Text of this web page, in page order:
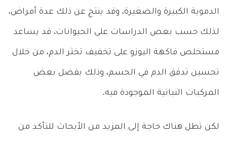
الدموية الكبيرة والصغيرة، وقد ينتج عن ذلك عدة أمراض،
لذلك حسب بعض الدراسات على الحيوانات، قد يساعد
مستخلص فاكهة اليوزو على تخفيف تخثر الدم، من خلال
تحسين تدفق الدم في الجسم، وذلك بفضل بعض
المركبات النباتية الموجودة فيه.
لكن تظل هناك حاجة إلى المزيد من الأبحاث للتأكد من